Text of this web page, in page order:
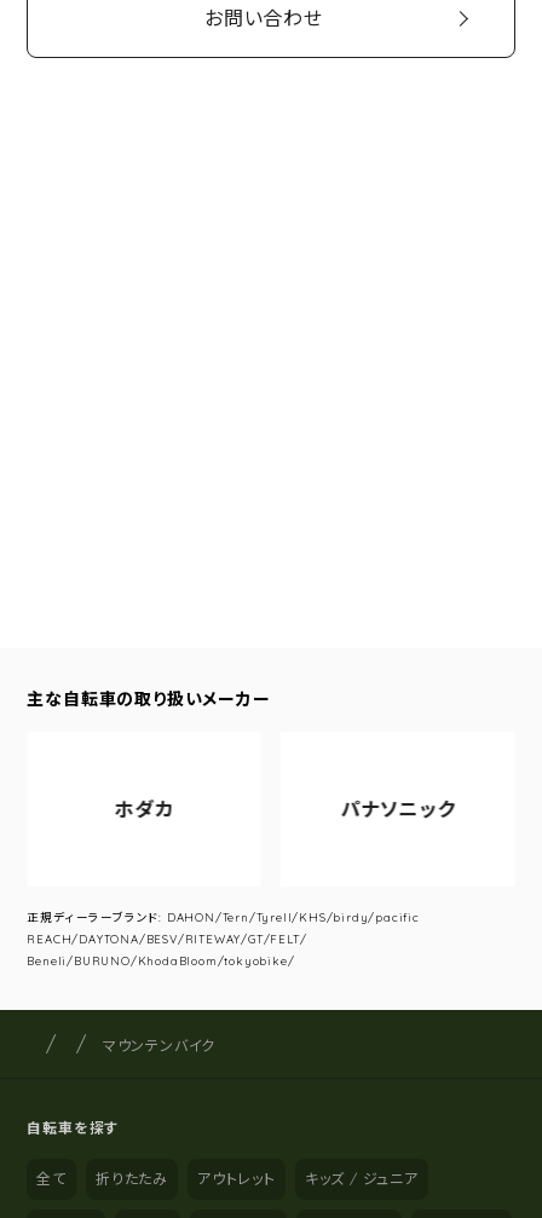
お問い合わせ
主な自転車の取り扱いメーカー
ホダカ パナソニック
正規ディーラーブランド: DAHON/Tern/Tyrell/KHS/birdy/pacific
REACH/DAYTONA/BESV/RITEWAY/GT/FELT/
Beneli/BURUNO/KhodaBloom/tokyobike/
サイト内の現在地
サイクルショップナカゴヤ
マウンテンバイク
自転車を探す
全て 折りたたみ アウトレット キッズ / ジュニア